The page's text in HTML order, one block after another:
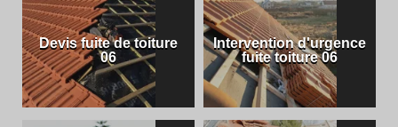
Devis fuite de toiture
06
Intervention d'urgence
fuite toiture 06